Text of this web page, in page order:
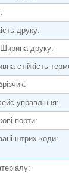
друку:
друку:
стійкість
управління:
порти:
штрих-коди: